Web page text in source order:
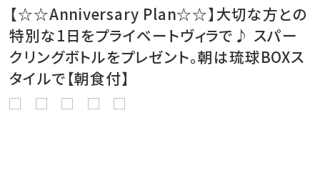
【☆☆Anniversary Plan☆☆】大切な方との
特別な1日をプライベートヴィラで♪ スパー
クリングボトルをプレゼント。朝は琉球BOXス
タイルで【朝食付】